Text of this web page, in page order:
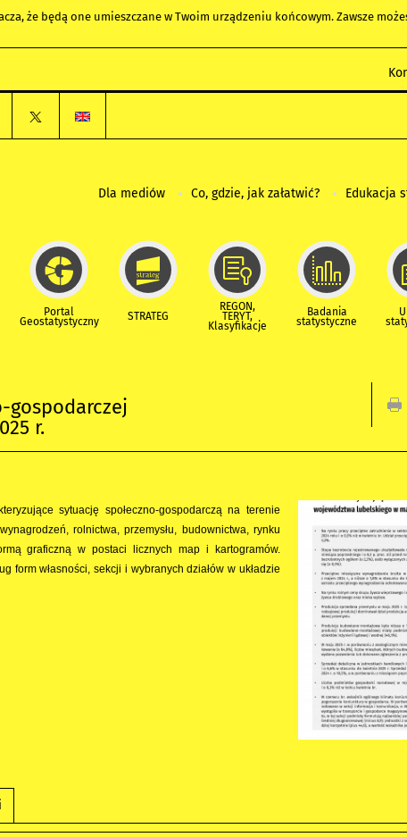
że będą one umieszczane w Twoim urządzeniu końcowym. Zawsze
Dla mediów Co, gdzie, jak załatwić? Edukacja
Portal
Geostatystyczny STRATEG
REGON,
TERYT,
Klasyfikacje
Badania
statystyczne
gospodarczej
r.
sytuację społeczno-gospodarczą na terenie
rolnictwa, przemysłu, budownictwa, rynku
graficzną w postaci licznych map i kartogramów.
form własności, sekcji i wybranych działów w układzie